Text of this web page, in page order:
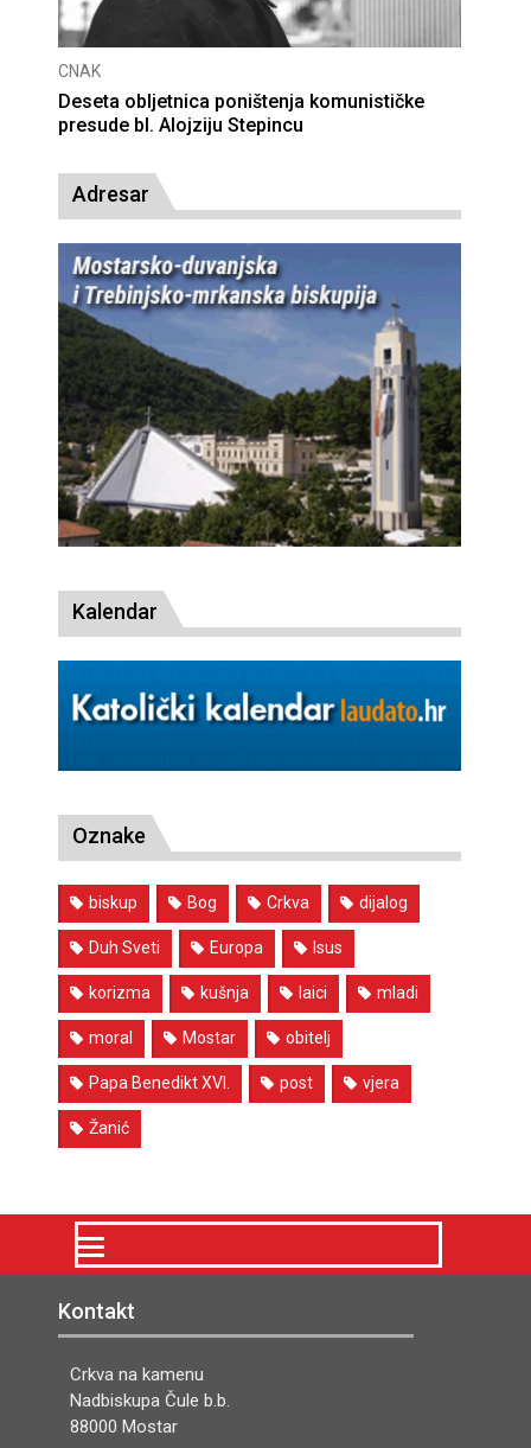
CNAK
Deseta obljetnica poništenja komunističke
presude bl. Alojziju Stepincu
Adresar
Kalendar
Oznake
biskup Bog Crkva dijalog
Duh Sveti Europa Isus
korizma kušnja laici mladi
moral Mostar obitelj
Papa Benedikt XVI. post vjera
Žanić
Kontakt
Crkva na kamenu
Nadbiskupa Čule b.b.
88000 Mostar